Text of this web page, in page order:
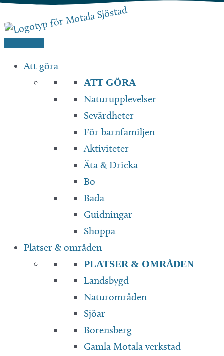
till
innehåll
Att göra
ATT GÖRA
Naturupplevelser
Sevärdheter
För barnfamiljen
Aktiviteter
Äta & Dricka
Bo
Bada
Guidningar
Shoppa
Platser & områden
PLATSER & OMRÅDEN
Landsbygd
Naturområden
Sjöar
Borensberg
Gamla Motala verkstad